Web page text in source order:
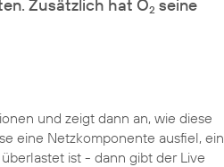
Zusätzlich hat O2 seine
und zeigt dann an, wie diese
eine Netzkomponente ausfiel, ein
ist - dann gibt der Live